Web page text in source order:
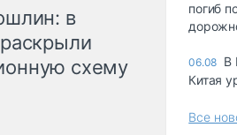
в
схему
погиб
06.08 В
Китая
Все